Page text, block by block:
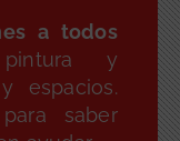
a todos
y
espacios.
saber